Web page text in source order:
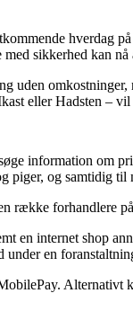
hverdag
sikkerhed kan
uden
eller Hadsten –
information om
piger, og samtidig
forhandlere
en internet shop
en
Alternativt